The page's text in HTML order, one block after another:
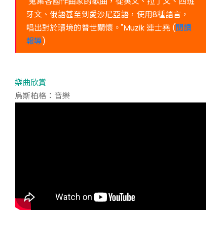
牙文、俄語甚至到愛沙尼亞語，使用8種語言，
唱出對於環境的普世關懷。"Muzik 連士堯 (閱讀
報導)
樂曲欣賞
烏斯柏格：音樂